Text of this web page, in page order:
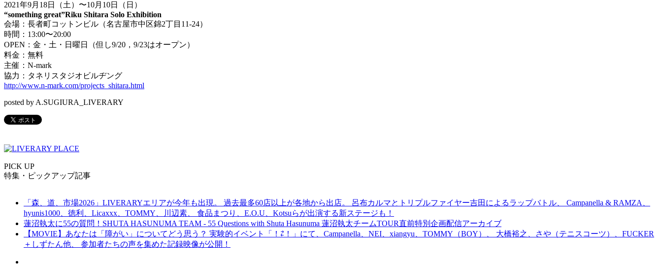
2021年9月18日（土）〜10月10日（日）
“something great”Riku Shitara Solo Exhibition
会場：長者町コットンビル（名古屋市中区錦2丁目11-24）
時間：13:00〜20:00
OPEN：金・土・日曜日（但し9/20，9/23はオープン）
料金：無料
主催：N-mark
協力：タネリスタジオビルヂング
http://www.n-mark.com/projects_shitara.html
posted by A.SUGIURA_LIVERARY
PICK UP
特集・ピックアップ記事
「森、道、市場2026」LIVERARYエリアが今年も出現。 過去最多60店以上が各地から出店。 呂布カルマとトリプルファイヤー吉田によるラップバトル、 Campanella & RAMZA、
hyunis1000、徳利、Licaxxx、TOMMY、川辺素、 食品まつり、E.O.U、Kotsuらが出演する新ステージも！
蓮沼執太に55の質問！SHUTA HASUNUMA TEAM - 55 Questions with Shuta Hasunuma 蓮沼執太チームTOUR直前特別企画配信アーカイブ
【MOVIE】あなたは「障がい」についてどう思う？ 実験的イベント「！⇄！」にて、Campanella、NEI、xiangyu、TOMMY（BOY）、 大橋裕之、さや（テニスコーツ）、FUCKER
＋しずたん他、 参加者たちの声を集めた記録映像が公開！